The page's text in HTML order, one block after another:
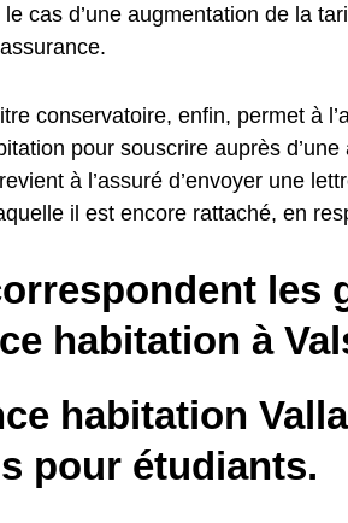
cas d’une augmentation de la
conservatoire, enfin, permet à
pour souscrire auprès
à l’assuré d’envoyer une
il est encore rattaché, en
les
habitation à
habitation
pour étudiants.